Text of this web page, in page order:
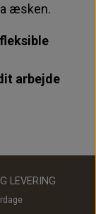
æsken.
arbejde
LEVERING